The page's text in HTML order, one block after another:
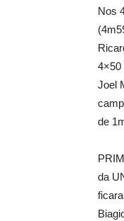
Nos
4×50
Joel
de
da